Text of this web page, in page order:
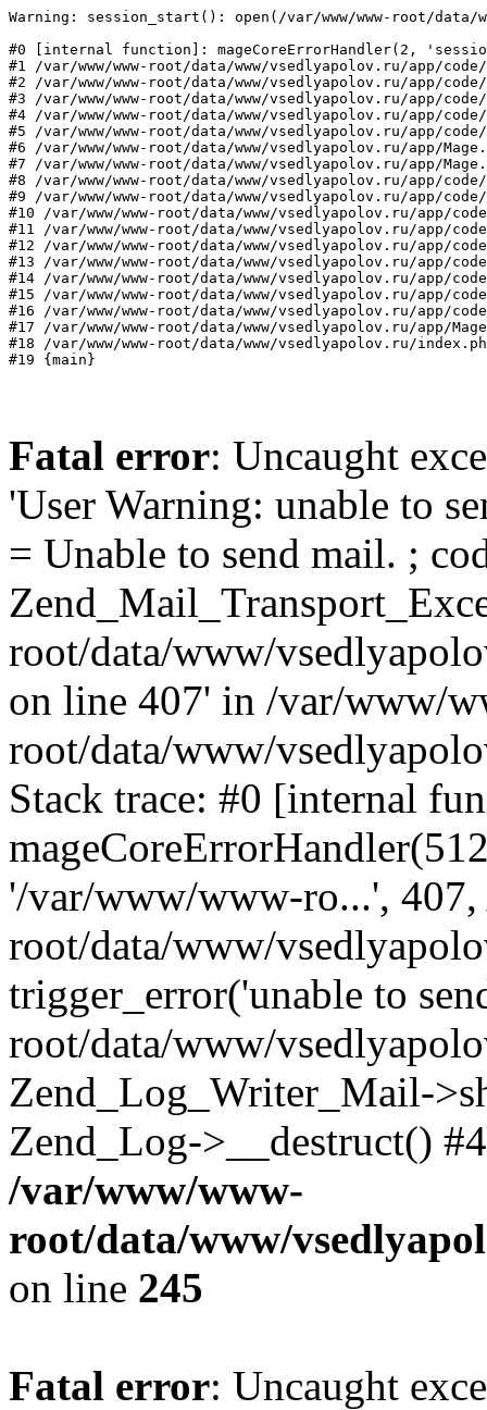
Warning: session_start(): open(/var/www/www-root/
#0 [internal function]: mageCoreErrorHandler(2,
#1 /var/www/www-root/data/www/vsedlyapolov.ru/app/
#2 /var/www/www-root/data/www/vsedlyapolov.ru/app/
#3 /var/www/www-root/data/www/vsedlyapolov.ru/app/
#4 /var/www/www-root/data/www/vsedlyapolov.ru/app/
#5 /var/www/www-root/data/www/vsedlyapolov.ru/app/
#6 /var/www/www-root/data/www/vsedlyapolov.ru/app/
#7 /var/www/www-root/data/www/vsedlyapolov.ru/app/
#8 /var/www/www-root/data/www/vsedlyapolov.ru/app/
#9 /var/www/www-root/data/www/vsedlyapolov.ru/app/
#10 /var/www/www-root/data/www/vsedlyapolov.ru/app/
#11 /var/www/www-root/data/www/vsedlyapolov.ru/app/
#12 /var/www/www-root/data/www/vsedlyapolov.ru/app/
#13 /var/www/www-root/data/www/vsedlyapolov.ru/app/
#14 /var/www/www-root/data/www/vsedlyapolov.ru/app/
#15 /var/www/www-root/data/www/vsedlyapolov.ru/app/
#16 /var/www/www-root/data/www/vsedlyapolov.ru/app/
#17 /var/www/www-root/data/www/vsedlyapolov.ru/app/
#18 /var/www/www-root/data/www/vsedlyapolov.ru/
#19 {main}
Fatal error: Uncaught
'User Warning: unable to
= Unable to send mail. ;
root/data/www/
on line 407' in /var/www/
root/data/www/
Stack trace: #0 [internal
'/var/www/www-ro...',
root/data/www/
trigger_error('unable to
root/data/www/
Zend_Log_Writer_Mail-
Zend_Log->__destruct()
/var/www/www-
root/data/www/
on line 245
Fatal error: Uncaught